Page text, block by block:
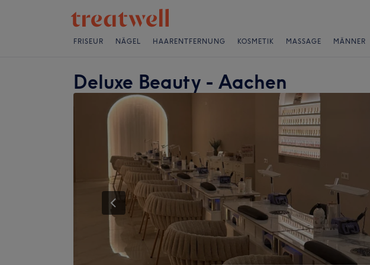
FRISEUR NÄGEL HAARENTFERNUNG KOSMETIK MASSAGE MÄNNER
Deluxe Beauty - Aachen